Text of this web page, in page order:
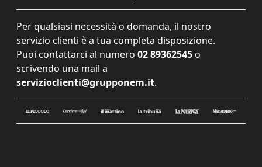
Per qualsiasi necessità o domanda, il nostro
servizio clienti è a tua completa disposizione.
Puoi contattarci al numero 02 89362545 o
scrivendo una mail a
servizioclienti@grupponem.it.